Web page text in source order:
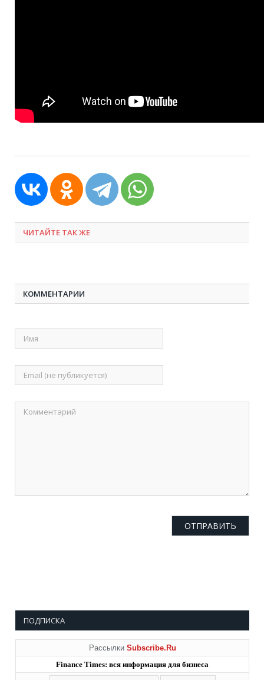
ЧИТАЙТЕ ТАК ЖЕ
КОММЕНТАРИИ
ПОДПИСКА
Рассылки Subscribe.Ru
Finance Times: вся информация для бизнеса